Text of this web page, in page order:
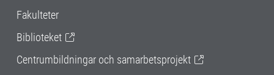
Fakulteter
Biblioteket
Centrumbildningar och samarbetsprojekt